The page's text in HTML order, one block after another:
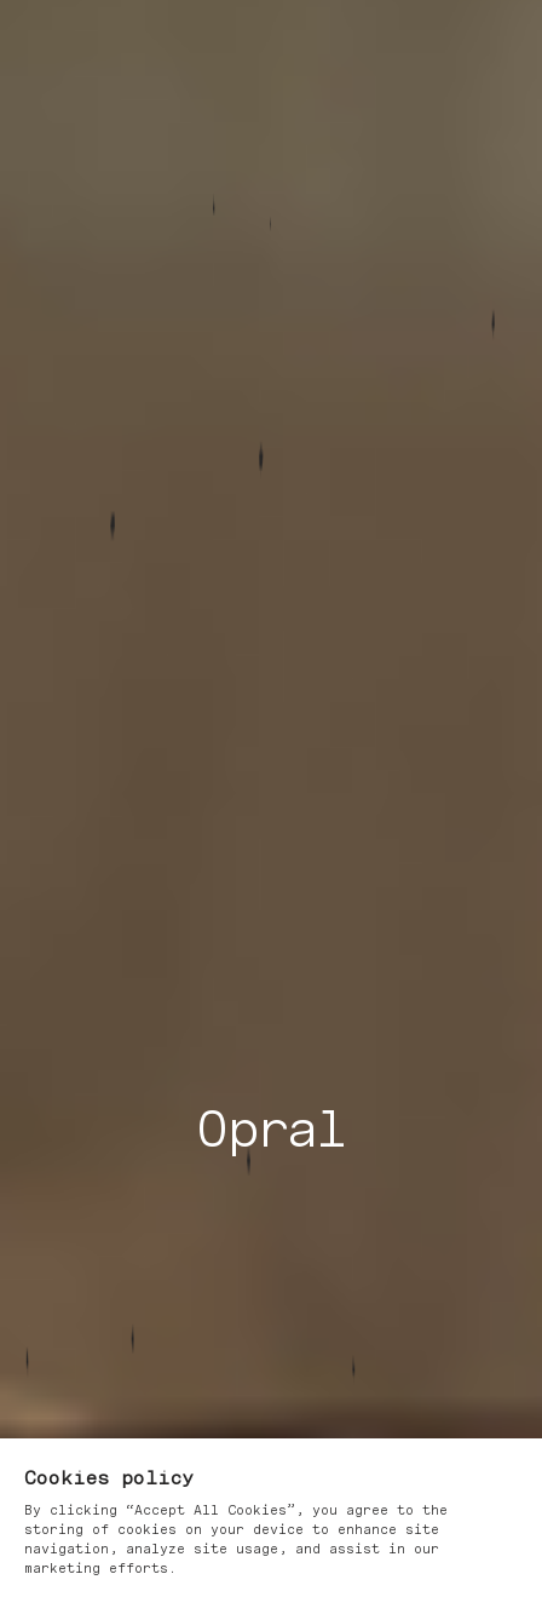
Opral
Cookies policy
By clicking “Accept All Cookies”, you agree to the
storing of cookies on your device to enhance site
navigation, analyze site usage, and assist in our
marketing efforts.